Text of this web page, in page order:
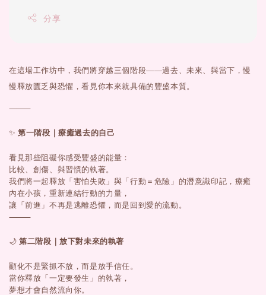
分享
在這場工作坊中，我們將穿越三個階段——過去、未來、與當下，慢
慢釋放匱乏與恐懼，看見你本來就具備的豐盛本質。
⸻
✨ 第一階段｜療癒過去的自己
看見那些阻礙你感受豐盛的能量：
比較、創傷、與習慣的執著。
我們將一起釋放「害怕失敗」與「行動＝危險」的潛意識印記， 療癒
內在小孩，重新連結行動的力量，
讓「前進」不再是逃離恐懼，而是回到愛的流動。
⸻
🌙 第二階段｜放下對未來的執著
顯化不是緊抓不放，而是放手信任。
當你釋放「一定要發生」的執著，
夢想才會自然流向你。